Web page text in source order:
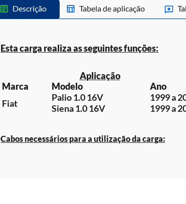
Descrição Tabela de aplicação
Esta carga realiza as seguintes funções:
Aplicação
Marca
Modelo
Ano
Fiat
Palio 1.0 16V
1999 a
Siena 1.0 16V
1999 a
Cabos necessários para a utilização da carga: